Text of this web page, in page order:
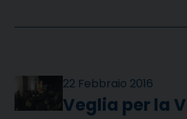
22 Febbraio 2016
Veglia per la